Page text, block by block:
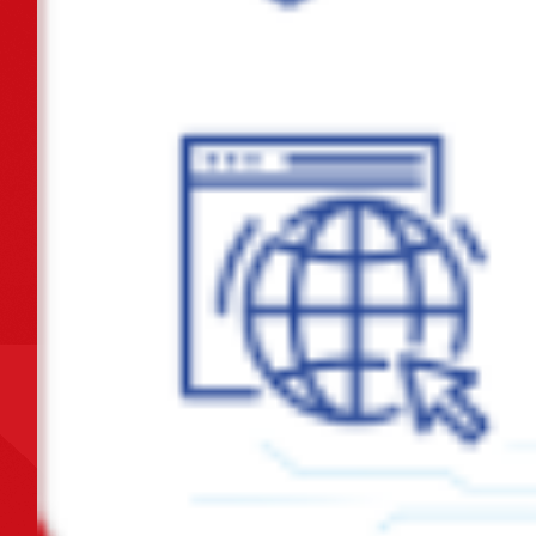
năm học 2024 - 2025 và triển khai...
Hội diễn Ca - Múa - Nhạc chào mừng thành công của Đại hội đại biểu
Đảng bộ phường Gia Viên lần thứ...
Sáng ngày 09/8/2025, Ngân hàng Chính sách Xã hội giao dịch tại trụ
Ngày 09/8/2025, phường Gia Viên tham dự Hội nghị trực tuyến toàn
quốc tập huấn chuyên môn, nghiệp...
Lịch công tác tuần 32 (từ 04/08/2025 đến 10/08/2025)
Về việc giao ủy nhiệm thu thuế sử dụng đất phi nông nghiệp trên địa